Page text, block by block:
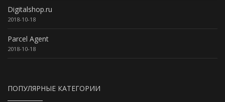
Digitalshop.ru
2018-10-18
Parcel Agent
2018-10-18
ПОПУЛЯРНЫЕ КАТЕГОРИИ